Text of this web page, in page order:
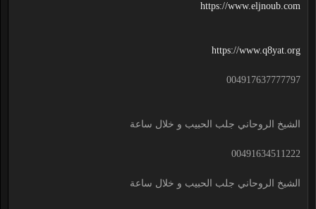
https://www.eljnoub.com
https://www.q8yat.org
004917637777797
الشيخ الروحاني جلب الحبيب و خلال ساعة
00491634511222
الشيخ الروحاني جلب الحبيب و خلال ساعة